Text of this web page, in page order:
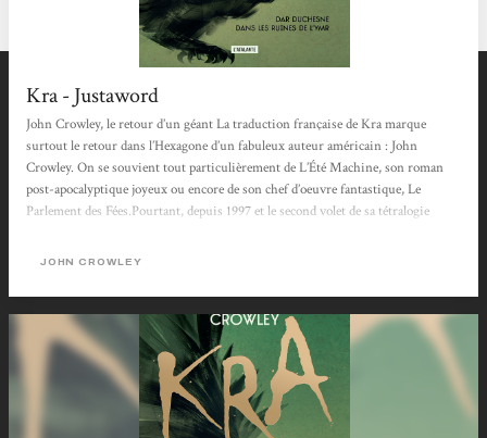
Kra - Justaword
John Crowley, le retour d’un géant La traduction française de Kra marque
surtout le retour dans l’Hexagone d’un fabuleux auteur américain : John
Crowley. On se souvient tout particulièrement de L’Été Machine, son roman
post-apocalyptique joyeux ou encore de son chef d’oeuvre fantastique, Le
Parlement des Fées.Pourtant, depuis 1997 et le second volet de sa tétralogie
fraîche de l’écrivain à l’exception de quelques rééditions ici ou là.Le...
JOHN CROWLEY